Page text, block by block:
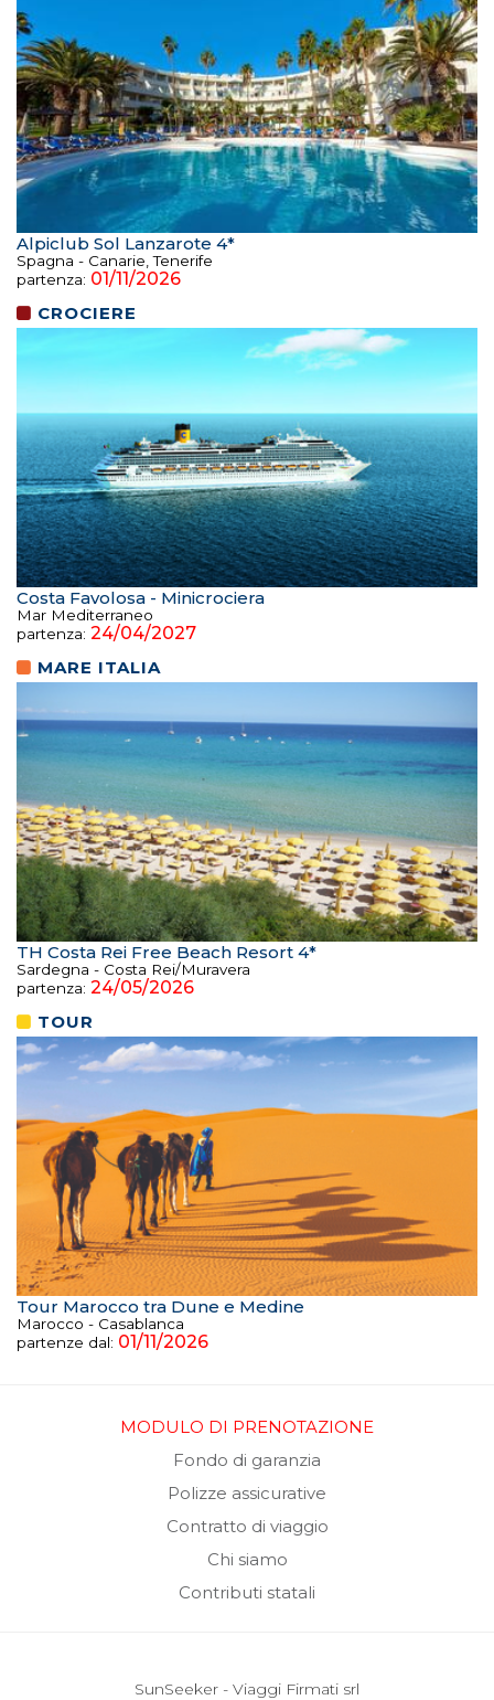
Alpiclub Sol Lanzarote 4*
Spagna - Canarie, Tenerife
partenza: 01/11/2026
CROCIERE
Costa Favolosa - Minicrociera
Mar Mediterraneo
partenza: 24/04/2027
MARE ITALIA
TH Costa Rei Free Beach Resort 4*
Sardegna - Costa Rei/Muravera
partenza: 24/05/2026
TOUR
Tour Marocco tra Dune e Medine
Marocco - Casablanca
partenze dal: 01/11/2026
MODULO DI PRENOTAZIONE
Fondo di garanzia
Polizze assicurative
Contratto di viaggio
Chi siamo
Contributi statali
SunSeeker - Viaggi Firmati srl